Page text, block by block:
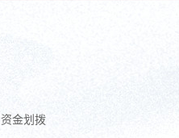
资金划拨